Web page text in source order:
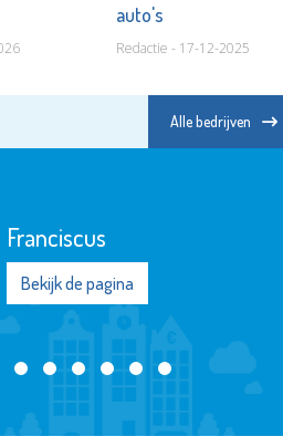
auto's
Redactie - 17-12-2025
Alle bedrijven
Franciscus
Bekijk de pagina